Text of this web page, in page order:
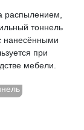
распылением,
тоннель
нанесёнными
при
мебели.